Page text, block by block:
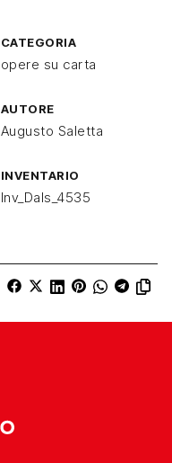
CATEGORIA
opere su carta
AUTORE
Augusto Saletta
INVENTARIO
Inv_Dals_4535